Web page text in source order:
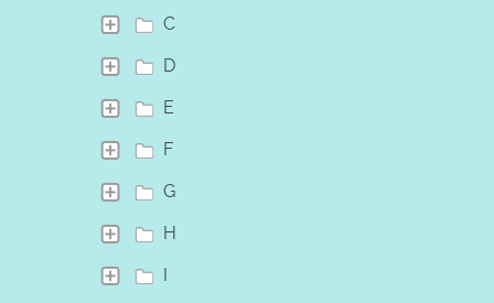
C
D
E
F
G
H
I